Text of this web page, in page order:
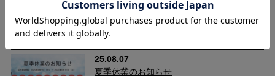
25.12.09
年末年始に伴う休業のお知らせ（2025-2026）
25.08.07
夏季休業のお知らせ